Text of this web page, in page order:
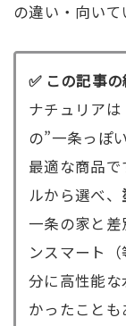
の違い・向いて
✅ この記事
ナチュリア
の”一条っぽ
最適な商品
ルから選べ、
一条の家と
ンスマート
分に高性能な
かったこと